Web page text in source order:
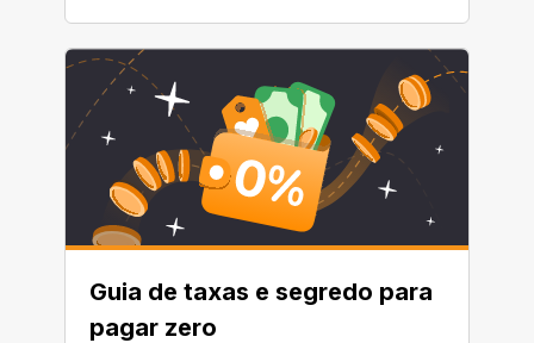
Guia de taxas e segredo para
pagar zero